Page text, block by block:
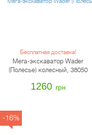
Бесплатная доставка!
Мега-экскаватор Wader
(Полесье) колесный, 38050
1260 грн
-16%